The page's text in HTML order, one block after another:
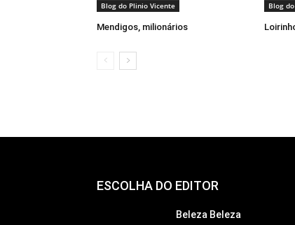
Blog do Plinio Vicente
Mendigos, milionários
Blog
ESCOLHA DO EDITOR
Beleza Beleza